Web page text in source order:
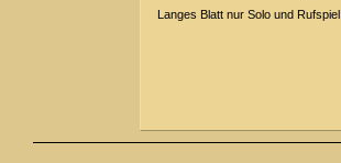
Langes Blatt nur Solo und Rufspiel